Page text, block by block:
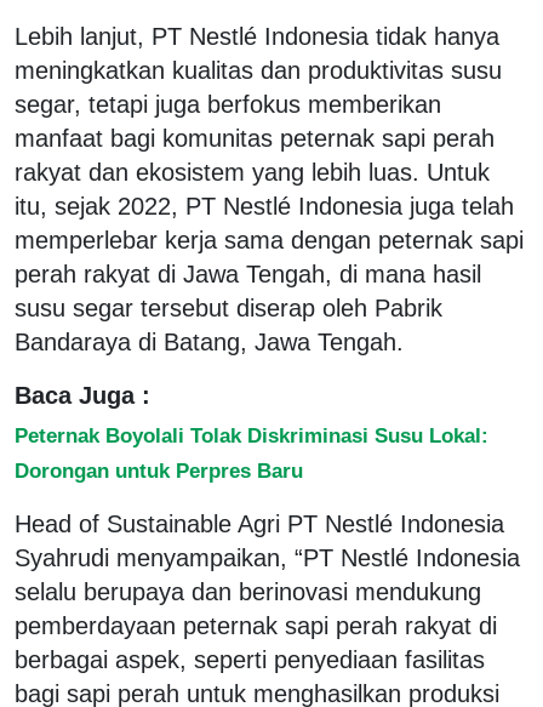
Lebih lanjut, PT Nestlé Indonesia tidak hanya
meningkatkan kualitas dan produktivitas susu
segar, tetapi juga berfokus memberikan
manfaat bagi komunitas peternak sapi perah
rakyat dan ekosistem yang lebih luas. Untuk
itu, sejak 2022, PT Nestlé Indonesia juga telah
memperlebar kerja sama dengan peternak sapi
perah rakyat di Jawa Tengah, di mana hasil
susu segar tersebut diserap oleh Pabrik
Bandaraya di Batang, Jawa Tengah.
Baca Juga :
Peternak Boyolali Tolak Diskriminasi Susu Lokal:
Dorongan untuk Perpres Baru
Head of Sustainable Agri PT Nestlé Indonesia
Syahrudi menyampaikan, “PT Nestlé Indonesia
selalu berupaya dan berinovasi mendukung
pemberdayaan peternak sapi perah rakyat di
berbagai aspek, seperti penyediaan fasilitas
bagi sapi perah untuk menghasilkan produksi